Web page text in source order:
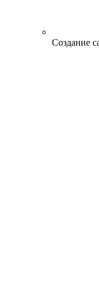
Создание